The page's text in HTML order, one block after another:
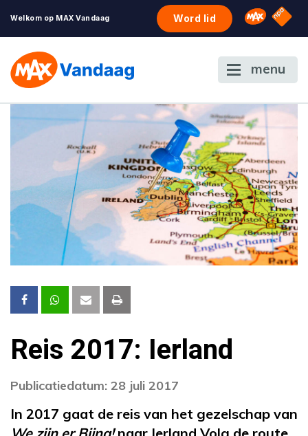
Welkom op MAX Vandaag Word lid Omroep
NPO
menu
Reis 2017: Ierland
Publicatiedatum: 28 juli 2017
In 2017 gaat de reis van het gezelschap van